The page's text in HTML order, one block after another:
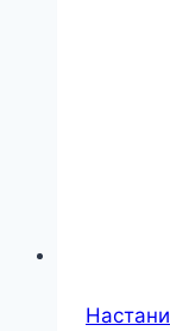
Настани